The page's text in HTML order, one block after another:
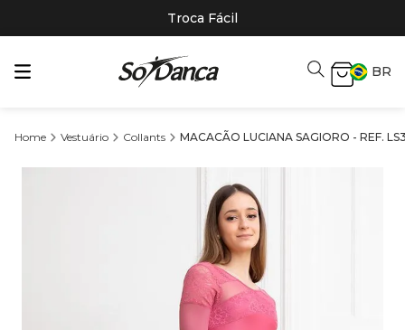
Troca Fácil
BR
Vestuário Collants MACACÃO LUCIANA SAGIORO - REF.